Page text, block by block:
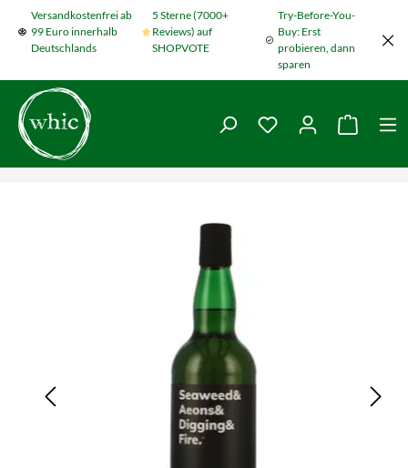
Zum Hauptinhalt springen
Versandkostenfrei ab
99 Euro innerhalb
Deutschlands
5 Sterne (7000+
Reviews) auf
SHOPVOTE
Try-Before-You-
Buy: Erst
probieren, dann
sparen
Du hast 0